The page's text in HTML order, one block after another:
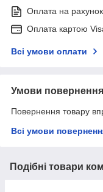
Оплата на рахунок
Оплата картою
Всі умови оплати
Умови повернення
Повернення товару
Всі умови
Подібні товари